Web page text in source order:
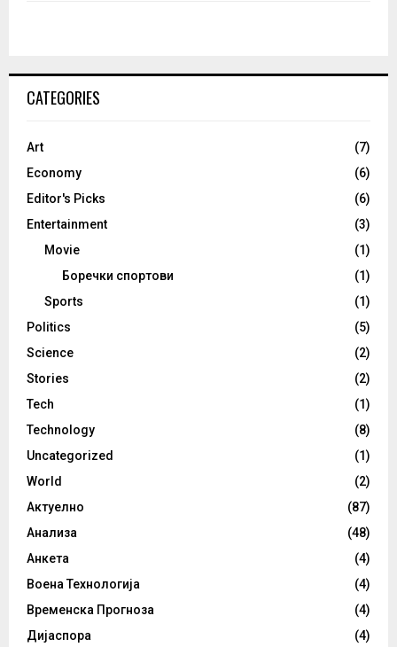
CATEGORIES
Art
(7)
Economy
(6)
Editor's Picks
(6)
Entertainment
(3)
Movie
(1)
Боречки спортови
(1)
Sports
(1)
Politics
(5)
Science
(2)
Stories
(2)
Tech
(1)
Technology
(8)
Uncategorized
(1)
World
(2)
Актуелно
(87)
Анализа
(48)
Анкета
(4)
Воена Технологија
(4)
Временска Прогноза
(4)
Дијаспора
(4)